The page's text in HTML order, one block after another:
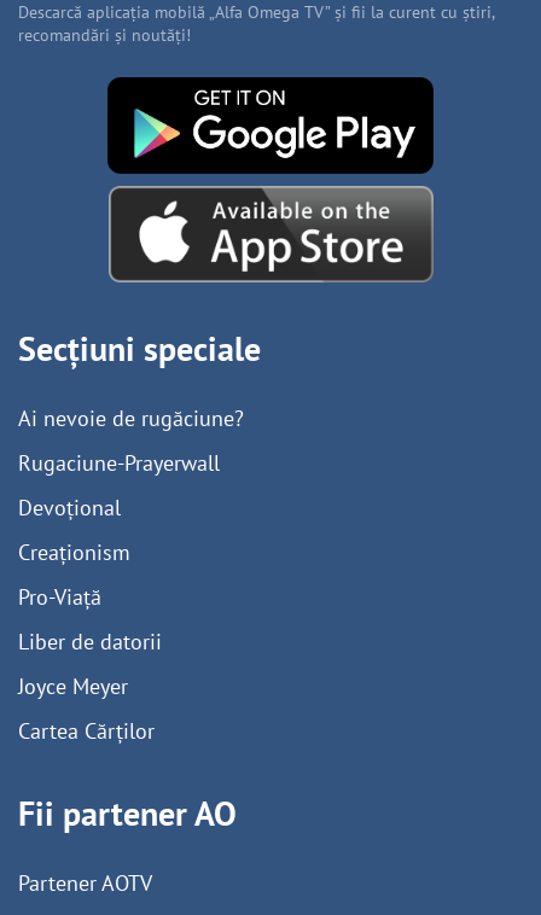
Descarcă aplicația mobilă „Alfa Omega TV” și fii la curent cu știri,
recomandări și noutăți!
Secțiuni speciale
Ai nevoie de rugăciune?
Rugaciune-Prayerwall
Devoțional
Creaționism
Pro-Viață
Liber de datorii
Joyce Meyer
Cartea Cărților
Fii partener AO
Partener AOTV